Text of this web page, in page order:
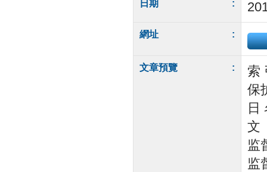
日期 :
網址 :
文章預覽 :
索
保
日
文
监
监